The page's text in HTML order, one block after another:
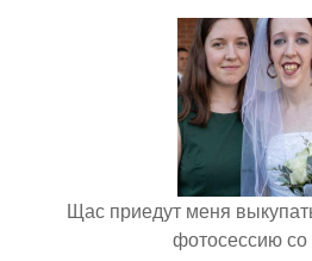
Щас приедут меня
фотосессию